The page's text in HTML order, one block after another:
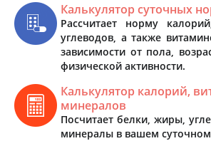
Калькулятор суточных
Рассчитает норму
углеводов, а также
зависимости от пола,
физической активности.
Калькулятор калорий,
минералов
Посчитает белки, жиры,
минералы в вашем